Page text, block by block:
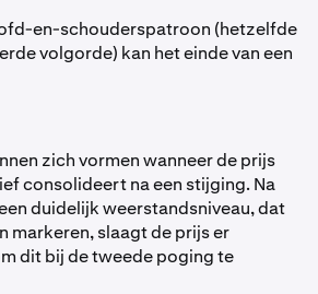
en-schouderspatroon (hetzelfde
volgorde) kan het einde van een
zich vormen wanneer de prijs
consolideert na een stijging. Na
duidelijk weerstandsniveau, dat
markeren, slaagt de prijs er
dit bij de tweede poging te